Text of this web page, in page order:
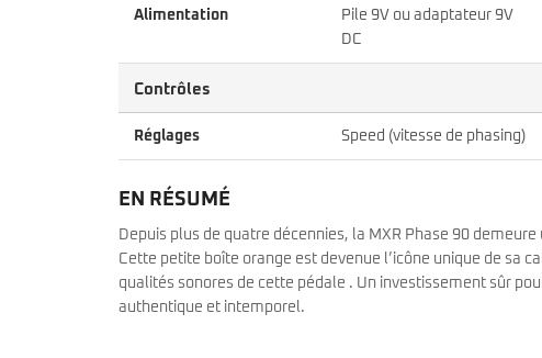
Alimentation
Pile 9V ou adaptateur 9V
DC
Contrôles
Réglages Speed (vitesse de phasing)
EN RÉSUMÉ
Depuis plus de quatre décennies, la MXR Phase 90
Cette petite boîte orange est devenue l’icône unique de sa
qualités sonores de cette pédale . Un investissement sûr
authentique et intemporel.